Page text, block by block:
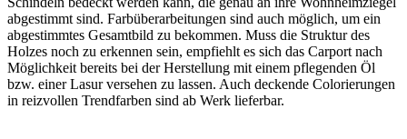
abgestimmt sind. Farbüberarbeitungen sind auch möglich, um ein
abgestimmtes Gesamtbild zu bekommen. Muss die Struktur des
Holzes noch zu erkennen sein, empfiehlt es sich das Carport nach
Möglichkeit bereits bei der Herstellung mit einem pflegenden Öl
bzw. einer Lasur versehen zu lassen. Auch deckende Colorierungen
in reizvollen Trendfarben sind ab Werk lieferbar.